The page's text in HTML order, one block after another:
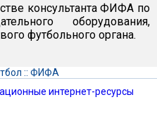
консультанта ФИФА по
оборудования,
футбольного органа.
:: ФИФА
интернет-ресурсы